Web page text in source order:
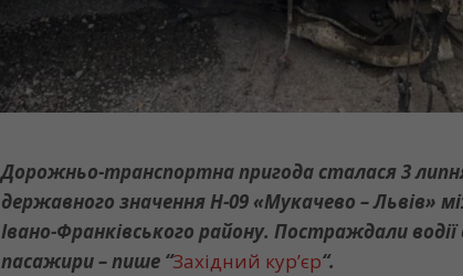
Дорожньо-транспортна пригода сталася 3
державного значення Н-09 «Мукачево – Львів»
Івано-Франківського району. Постраждали
пасажири – пише “Західний кур’єр“.